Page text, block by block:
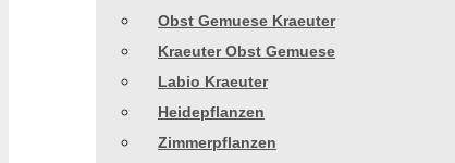
Obst Gemuese Kraeuter
Kraeuter Obst Gemuese
Labio Kraeuter
Heidepflanzen
Zimmerpflanzen